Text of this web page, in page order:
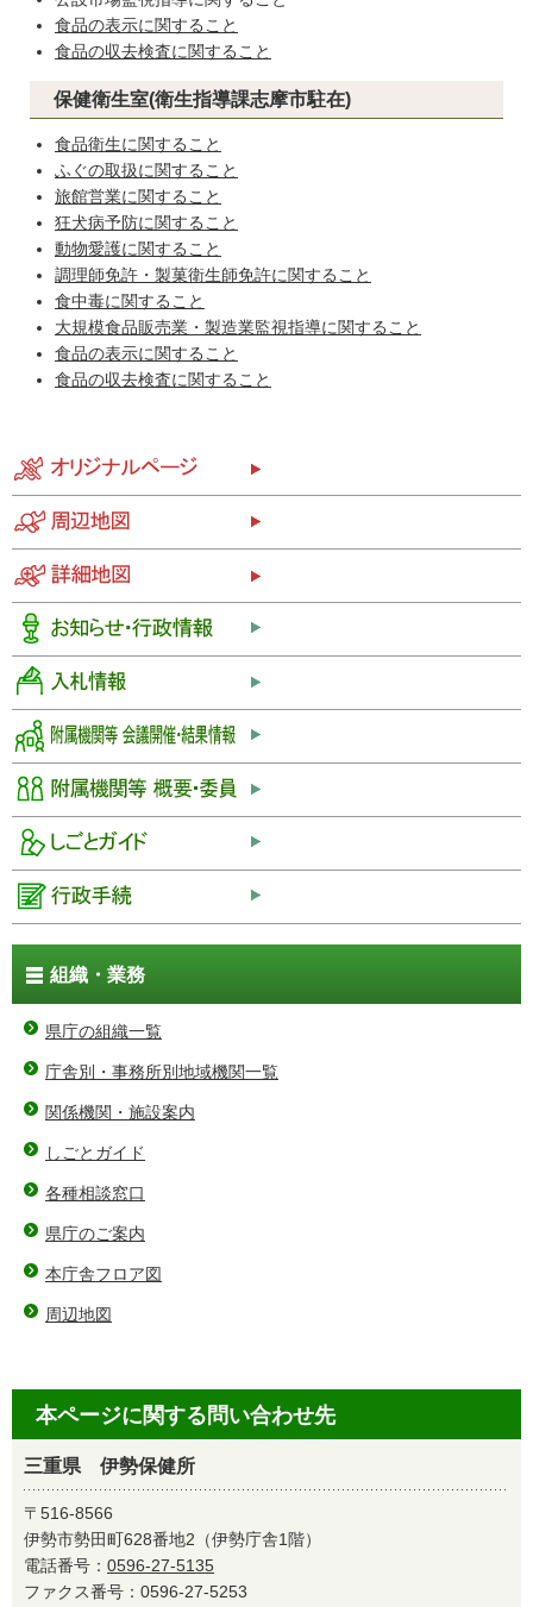
食品の表示に関すること
食品の収去検査に関すること
保健衛生室(衛生指導課志摩市駐在)
食品衛生に関すること
ふぐの取扱に関すること
旅館営業に関すること
狂犬病予防に関すること
動物愛護に関すること
調理師免許・製菓衛生師免許に関すること
食中毒に関すること
大規模食品販売業・製造業監視指導に関すること
食品の表示に関すること
食品の収去検査に関すること
組織・業務
県庁の組織一覧
庁舎別・事務所別地域機関一覧
関係機関・施設案内
しごとガイド
各種相談窓口
県庁のご案内
本庁舎フロア図
周辺地図
本ページに関する問い合わせ先
三重県 伊勢保健所
〒516-8566
伊勢市勢田町628番地2（伊勢庁舎1階）
電話番号： 0596-27-5135
ファクス番号：0596-27-5253